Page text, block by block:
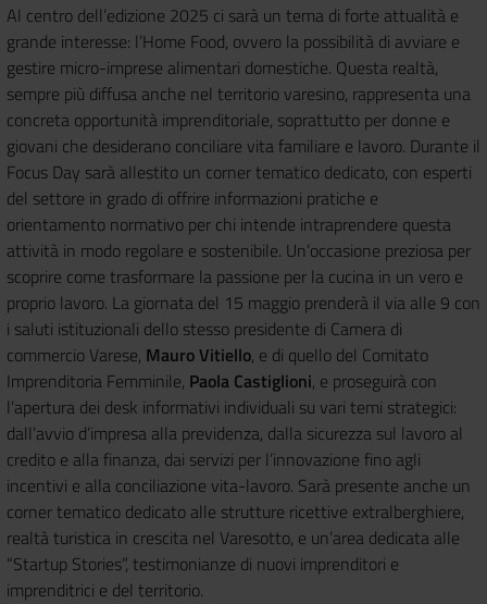
Al centro dell’edizione 2025 ci sarà un tema di forte attualità e
grande interesse: l’Home Food, ovvero la possibilità di avviare e
gestire micro-imprese alimentari domestiche. Questa realtà,
sempre più diffusa anche nel territorio varesino, rappresenta una
concreta opportunità imprenditoriale, soprattutto per donne e
giovani che desiderano conciliare vita familiare e lavoro. Durante il
Focus Day sarà allestito un corner tematico dedicato, con esperti
del settore in grado di offrire informazioni pratiche e
orientamento normativo per chi intende intraprendere questa
attività in modo regolare e sostenibile. Un’occasione preziosa per
scoprire come trasformare la passione per la cucina in un vero e
proprio lavoro. La giornata del 15 maggio prenderà il via alle 9 con
i saluti istituzionali dello stesso presidente di Camera di
commercio Varese, Mauro Vitiello, e di quello del Comitato
Imprenditoria Femminile, Paola Castiglioni, e proseguirà con
l’apertura dei desk informativi individuali su vari temi strategici:
dall’avvio d’impresa alla previdenza, dalla sicurezza sul lavoro al
credito e alla finanza, dai servizi per l’innovazione fino agli
incentivi e alla conciliazione vita-lavoro. Sarà presente anche un
corner tematico dedicato alle strutture ricettive extralberghiere,
realtà turistica in crescita nel Varesotto, e un’area dedicata alle
“Startup Stories”, testimonianze di nuovi imprenditori e
imprenditrici e del territorio.